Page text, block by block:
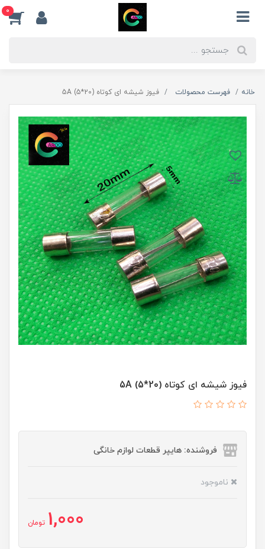
0
خانه فهرست محصولات فیوز شیشه ای کوتاه (20*5) 5A
فیوز شیشه ای کوتاه (20*5) 5A
فروشنده: هایپر قطعات لوازم خانگی
ناموجود
1,000 تومان